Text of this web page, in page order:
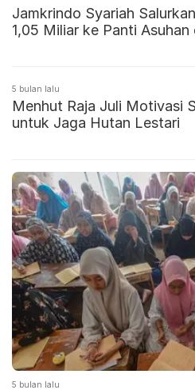
Jamkrindo Syariah
1,05 Miliar ke Panti Asuhan
5 bulan lalu
Menhut Raja Juli Motivasi
untuk Jaga Hutan Lestari
5 bulan lalu